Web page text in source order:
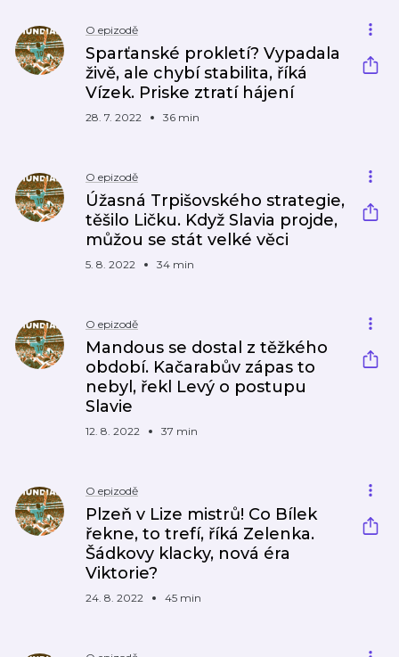
O epizodě
Sparťanské prokletí? Vypadala
živě, ale chybí stabilita, říká
Vízek. Priske ztratí hájení
28. 7. 2022 36 min
O epizodě
Úžasná Trpišovského strategie,
těšilo Ličku. Když Slavia projde,
můžou se stát velké věci
5. 8. 2022 34 min
O epizodě
Mandous se dostal z těžkého
období. Kačarabův zápas to
nebyl, řekl Levý o postupu
Slavie
12. 8. 2022 37 min
O epizodě
Plzeň v Lize mistrů! Co Bílek
řekne, to trefí, říká Zelenka.
Šádkovy klacky, nová éra
Viktorie?
24. 8. 2022 45 min